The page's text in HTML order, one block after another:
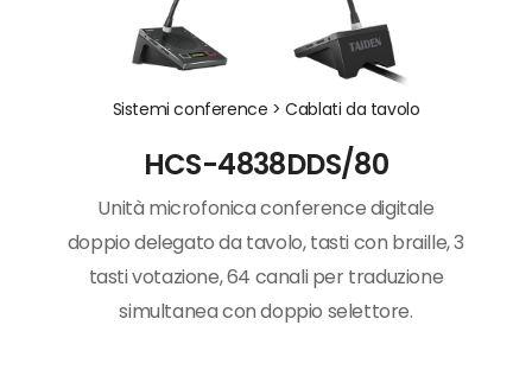
Sistemi conference >Cablati da tavolo
HCS-4838DDS/80
Unità microfonica conference digitale
doppio delegato da tavolo, tasti con braille, 3
tasti votazione, 64 canali per traduzione
simultanea con doppio selettore.